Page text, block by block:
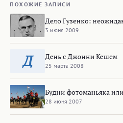
ПОХОЖИЕ ЗАПИСИ
Дело Гузенко:
3 июня 2009
Д День с Джонни Кешем
25 марта 2008
Будни фотоманьяка
28 июня 2007